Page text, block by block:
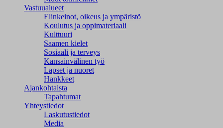
Vastuualueet
Elinkeinot, oikeus ja ympäristö
Koulutus ja oppimateriaali
Kulttuuri
Saamen kielet
Sosiaali ja terveys
Kansainvälinen työ
Lapset ja nuoret
Hankkeet
Ajankohtaista
Tapahtumat
Yhteystiedot
Laskutustiedot
Media